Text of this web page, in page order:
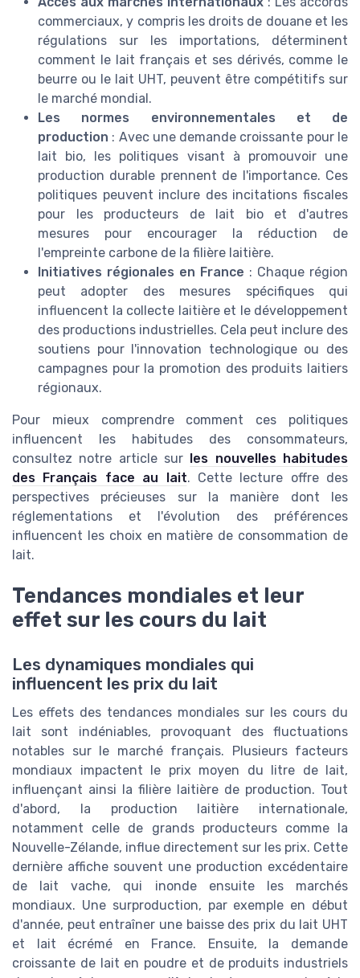
commerciaux, y compris les droits de douane et les
régulations sur les importations, déterminent
comment le lait français et ses dérivés, comme le
beurre ou le lait UHT, peuvent être compétitifs sur
le marché mondial.
Les normes environnementales et de
production : Avec une demande croissante pour le
lait bio, les politiques visant à promouvoir une
production durable prennent de l'importance. Ces
politiques peuvent inclure des incitations fiscales
pour les producteurs de lait bio et d'autres
mesures pour encourager la réduction de
l'empreinte carbone de la filière laitière.
Initiatives régionales en France : Chaque région
peut adopter des mesures spécifiques qui
influencent la collecte laitière et le développement
des productions industrielles. Cela peut inclure des
soutiens pour l'innovation technologique ou des
campagnes pour la promotion des produits laitiers
régionaux.
Pour mieux comprendre comment ces politiques
influencent les habitudes des consommateurs,
consultez notre article sur
les nouvelles habitudes
des Français face au lait. Cette lecture offre des
perspectives précieuses sur la manière dont les
réglementations et l'évolution des préférences
influencent les choix en matière de consommation de
lait.
Tendances mondiales et leur
effet sur les cours du lait
Les dynamiques mondiales qui
influencent les prix du lait
Les effets des tendances mondiales sur les cours du
lait sont indéniables, provoquant des fluctuations
notables sur le marché français. Plusieurs facteurs
mondiaux impactent le prix moyen du litre de lait,
influençant ainsi la filière laitière de production. Tout
d'abord, la production laitière internationale,
notamment celle de grands producteurs comme la
Nouvelle-Zélande, influe directement sur les prix. Cette
dernière affiche souvent une production excédentaire
de lait vache, qui inonde ensuite les marchés
mondiaux. Une surproduction, par exemple en début
d'année, peut entraîner une baisse des prix du lait UHT
et lait écrémé en France. Ensuite, la demande
croissante de lait en poudre et de produits industriels